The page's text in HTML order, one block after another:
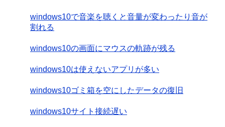
windows10で音楽を聴くと音量が変わったり音が
割れる
windows10の画面にマウスの軌跡が残る
windows10は使えないアプリが多い
windows10ゴミ箱を空にしたデータの復旧
windows10サイト接続遅い